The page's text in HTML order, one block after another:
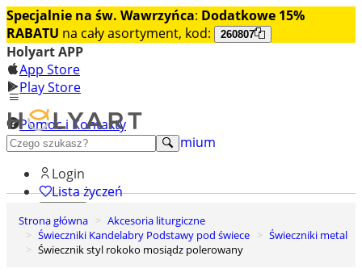
Specjalnie na św. Wawrzyńca: Dodatkowe 15%
RABATU na cały asortyment, kod: 260807
Holyart APP
App Store
Play Store
Pomoc i Kontakty
+48 222 922 860
Odkryj premium
Login
Lista życzeń
0
Koszyk
Strona główna
Akcesoria liturgiczne
Świeczniki Kandelabry Podstawy pod świece
Świeczniki metal
Świecznik styl rokoko mosiądz polerowany